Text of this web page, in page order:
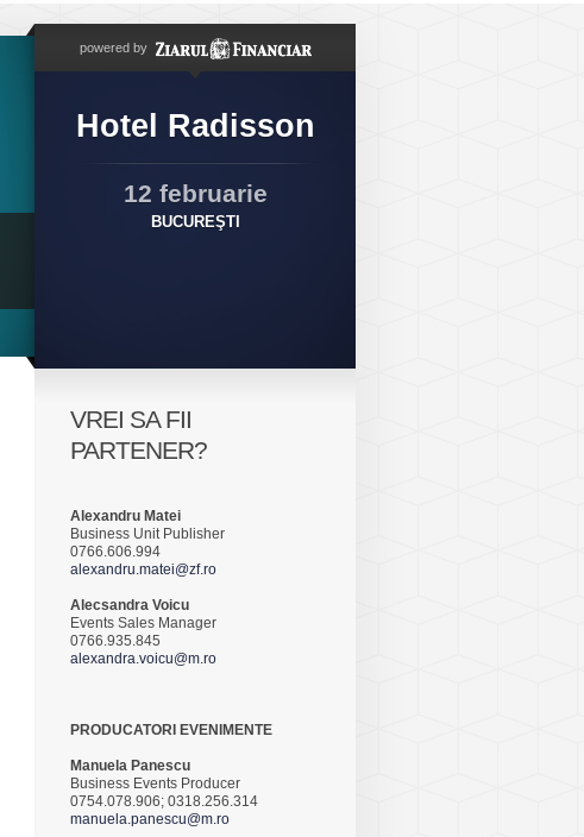
powered by
Hotel Radisson
12 februarie
BUCUREŞTI
VREI SA FII
PARTENER?
Alexandru Matei
Business Unit Publisher
0766.606.994
alexandru.matei@zf.ro
Alecsandra Voicu
Events Sales Manager
0766.935.845
alexandra.voicu@m.ro
PRODUCATORI EVENIMENTE
Manuela Panescu
Business Events Producer
0754.078.906; 0318.256.314
manuela.panescu@m.ro